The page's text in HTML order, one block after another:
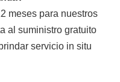
meses para nuestros
al suministro gratuito
servicio in situ